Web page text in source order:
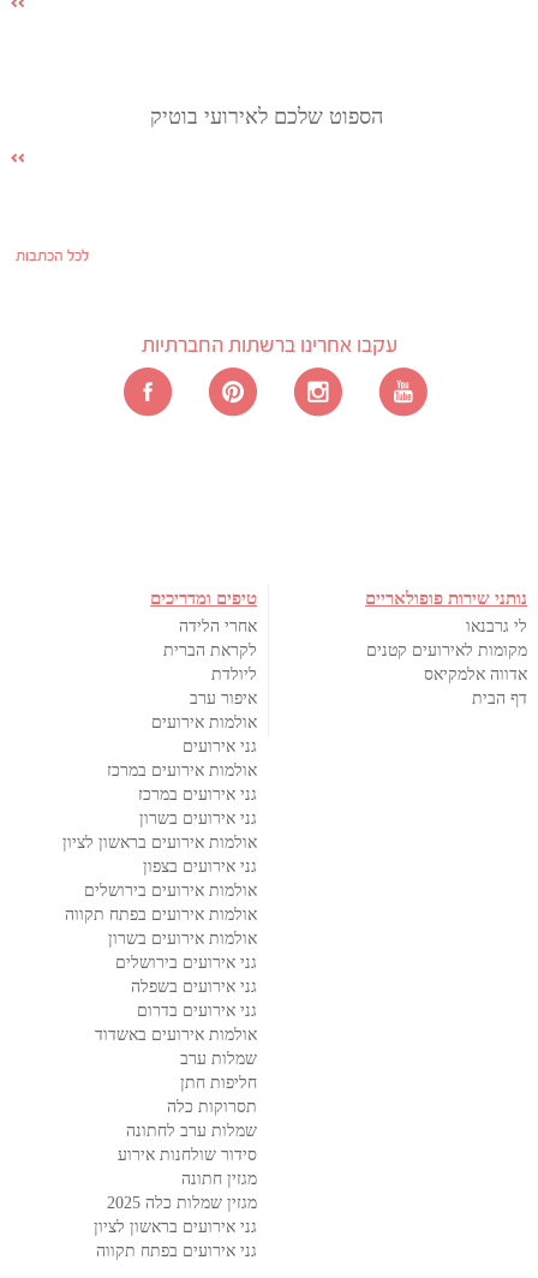
הספוט שלכם לאירועי בוטיק
לכל הכתבות
עקבו אחרינו ברשתות החברתיות
נותני שירות פופולאריים
לי גרבנאו
מקומות לאירועים קטנים
אדווה אלמקיאס
דף הבית
טיפים ומדריכים
אחרי הלידה
לקראת הברית
ליולדת
איפור ערב
אולמות אירועים
גני אירועים
אולמות אירועים במרכז
גני אירועים במרכז
גני אירועים בשרון
אולמות אירועים בראשון לציון
גני אירועים בצפון
אולמות אירועים בירושלים
אולמות אירועים בפתח תקווה
אולמות אירועים בשרון
גני אירועים בירושלים
גני אירועים בשפלה
גני אירועים בדרום
אולמות אירועים באשדוד
שמלות ערב
חליפות חתן
תסרוקות כלה
שמלות ערב לחתונה
סידור שולחנות אירוע
מגזין חתונה
מגזין שמלות כלה 2025
גני אירועים בראשון לציון
גני אירועים בפתח תקווה